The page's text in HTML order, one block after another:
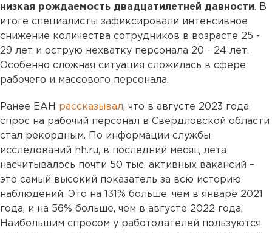
низкая рождаемость двадцатилетней давности. В
итоге специалисты зафиксировали интенсивное
снижение количества сотрудников в возрасте 25 -
29 лет и острую нехватку персонала 20 - 24 лет.
Особенно сложная ситуация сложилась в сфере
рабочего и массового персонала.
Ранее ЕАН рассказывал, что в августе 2023 года
спрос на рабочий персонал в Свердловской области
стал рекордным. По информации службы
исследований hh.ru, в последний месяц лета
насчитывалось почти 50 тыс. активных вакансий –
это самый высокий показатель за всю историю
наблюдений. Это на 131% больше, чем в январе 2021
года, и на 56% больше, чем в августе 2022 года.
Наибольшим спросом у работодателей пользуются